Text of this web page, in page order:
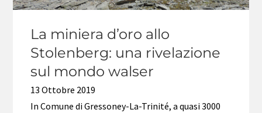
La miniera d’oro allo
Stolenberg: una rivelazione
sul mondo walser
13 Ottobre 2019
In Comune di Gressoney-La-Trinité, a quasi 3000